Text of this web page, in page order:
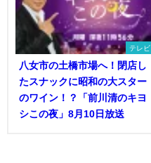
テレビ
八女市の土橋市場へ！閉店し
たスナックに昭和の大スター
のワイン！？「前川清のキヨ
シこの夜」8月10日放送